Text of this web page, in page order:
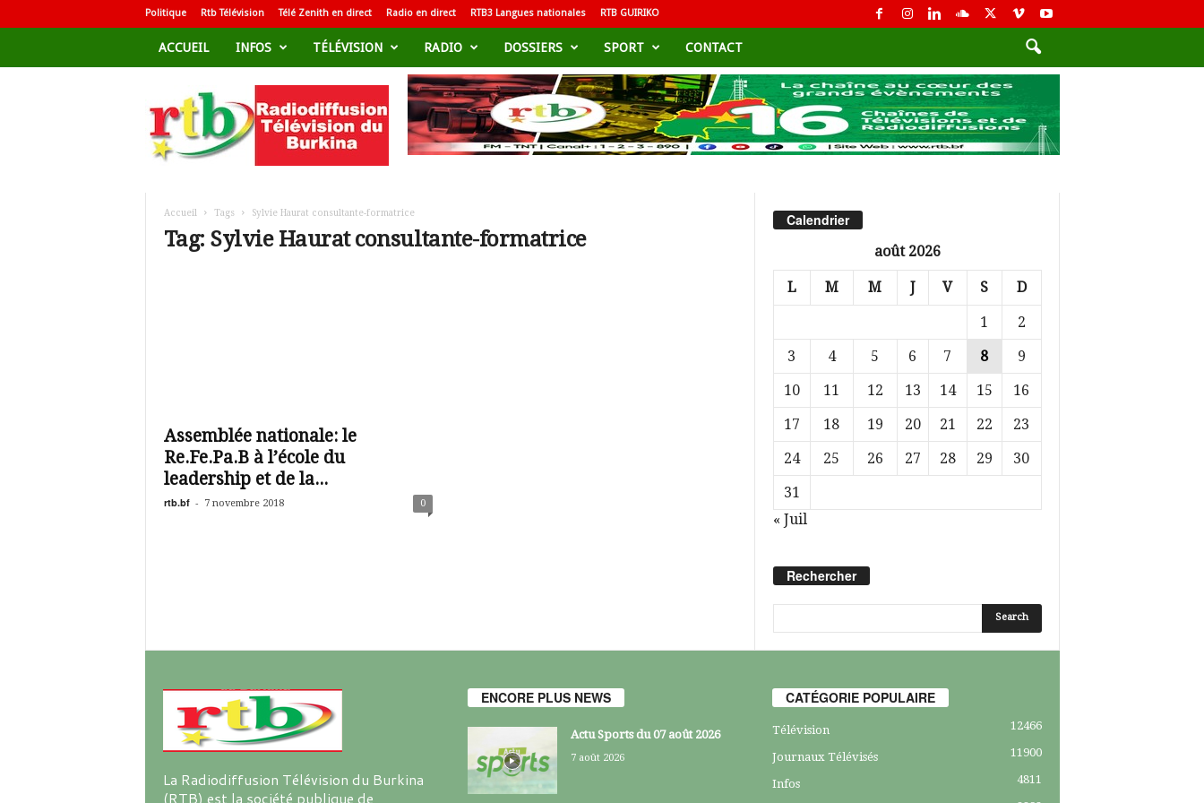
Politique Rtb Télévision Télé Zenith en direct Radio en direct RTB3 Langues nationales RTB GUIRIKO
ACCUEIL INFOS TÉLÉVISION RADIO DOSSIERS SPORT CONTACT
d
i
i
Accueil Tags Sylvie Haurat consultante-formatrice
Tag: Sylvie Haurat consultante-formatrice
Assemblée nationale: le
Re.Fe.Pa.B à l’école du
leadership et de la...
rtb.bf - 7 novembre 2018 0
Calendrier
août 2026
L M M J V S D
1
2
3
4 5 6 7 8
9
10
11 12 13 14 15
16
17
18 19 20 21 22
23
24
25 26 27 28 29
30
31
« Juil
Rechercher
La Radiodiffusion Télévision du Burkina
(RTB) est la société publique de
ENCORE PLUS NEWS
Actu Sports du 07 août 2026
7 août 2026
CATÉGORIE POPULAIRE
Télévision 12466
Journaux Télévisés 11900
Infos
4811